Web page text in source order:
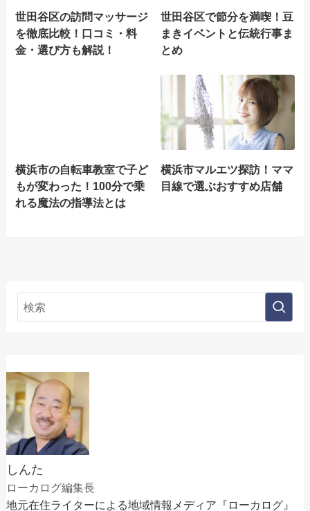
世田谷区の訪問マッサージ
を徹底比較！口コミ・料
金・選び方も解説！
世田谷区で節分を満喫！豆
まきイベントと伝統行事ま
とめ
横浜市の自転車教室で子ど
もが変わった！100分で乗
れる魔法の指導法とは
横浜市マルエツ探訪！ママ
目線で選ぶおすすめ店舗
しんた
ローカログ編集長
地元在住ライターによる地域情報メディア『ローカログ』